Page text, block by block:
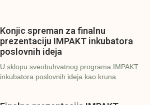
Konjic spreman za finalnu
prezentaciju IMPAKT inkubatora
poslovnih ideja
U sklopu sveobuhvatnog programa IMPAKT
inkubatora poslovnih ideja kao kruna